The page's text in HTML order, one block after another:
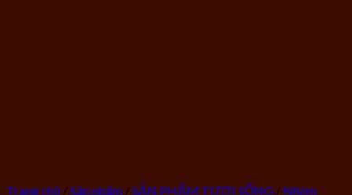
Trang chủ /Sản phẩm /SẢN PHẨM TƯƠI SỐNG / Nhóm